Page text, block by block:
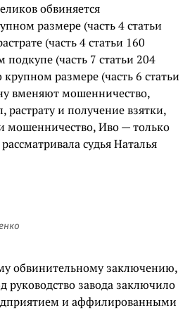
обвиняется
размере (часть 4 статьи
(часть 4 статьи 160
(часть 7 статьи 204
размере (часть 6 статьи
вменяют мошенничество,
и получение взятки,
мошенничество, Иво — только
судья Наталья
обвинительному заключению,
руководство завода заключило
и аффилированными